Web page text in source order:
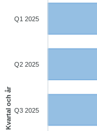
Q1 2025
Q2 2025
Q3 2025
Kvartal och år